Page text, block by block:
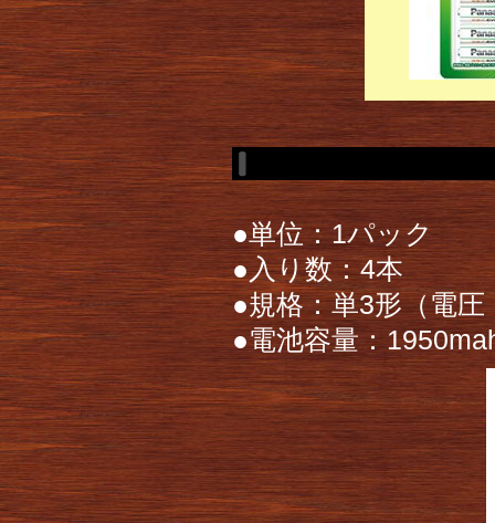
●単位：1パック
●入り数：4本
●規格：単3形（電
●電池容量：